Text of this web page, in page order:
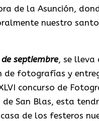
de la Asunción,
nuestro santo
septiembre, se lleva
de fotografías y
concurso de
de San Blas, esta
de los festeros